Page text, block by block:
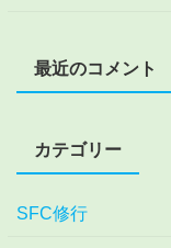
最近のコメント
カテゴリー
SFC修行